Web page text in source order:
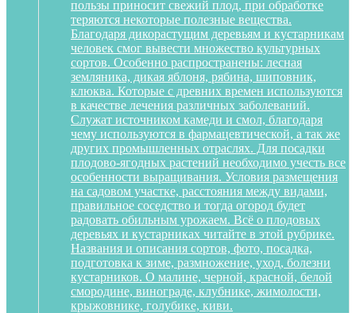
пользы приносит свежий плод, при обработке
теряются некоторые полезные вещества.
Благодаря дикорастущим деревьям и кустарникам
человек смог вывести множество культурных
сортов. Особенно распространены: лесная
земляника, дикая яблоня, рябина, шиповник,
клюква. Которые с древних времен используются
в качестве лечения различных заболеваний.
Служат источником камеди и смол, благодаря
чему используются в фармацевтической, а так же
других промышленных отраслях. Для посадки
плодово-ягодных растений необходимо учесть все
особенности выращивания. Условия размещения
на садовом участке, расстояния между видами,
правильное соседство и тогда огород будет
радовать обильным урожаем. Всё о плодовых
деревьях и кустарниках читайте в этой рубрике.
Названия и описания сортов, фото, посадка,
подготовка к зиме, размножение, уход, болезни
кустарников. О малине, черной, красной, белой
смородине, винограде, клубнике, жимолости,
крыжовнике, голубике, киви.